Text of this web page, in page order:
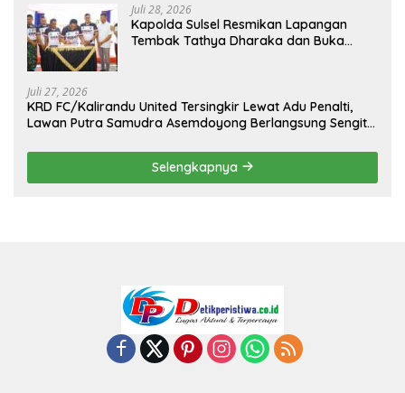
Juli 28, 2026
Kapolda Sulsel Resmikan Lapangan
Tembak Tathya Dharaka dan Buka
Juli 27, 2026
KRD FC/Kalirandu United Tersingkir Lewat Adu Penalti,
Lawan Putra Samudra Asemdoyong Berlangsung Sengit
Selengkapnya